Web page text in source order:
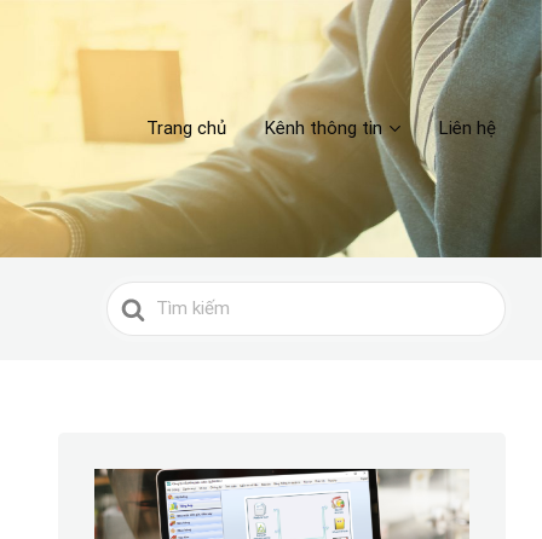
Trang chủ Kênh thông tin Liên hệ
Search
For